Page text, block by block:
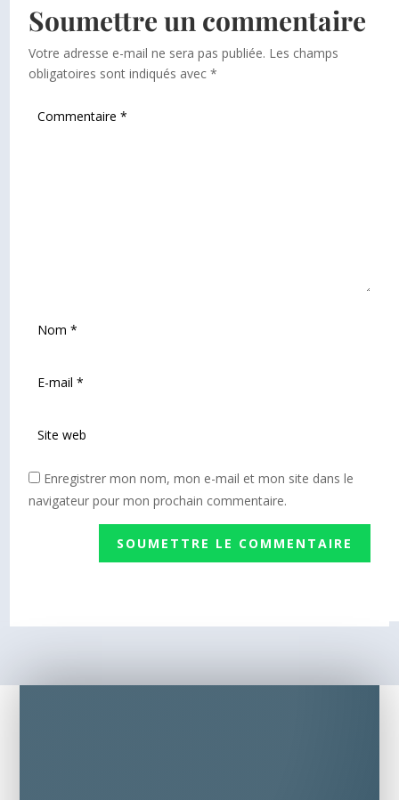
Soumettre un commentaire
Votre adresse e-mail ne sera pas publiée. Les champs
obligatoires sont indiqués avec*
Enregistrer mon nom, mon e-mail et mon site dans le
navigateur pour mon prochain commentaire.
SOUMETTRE LE COMMENTAIRE